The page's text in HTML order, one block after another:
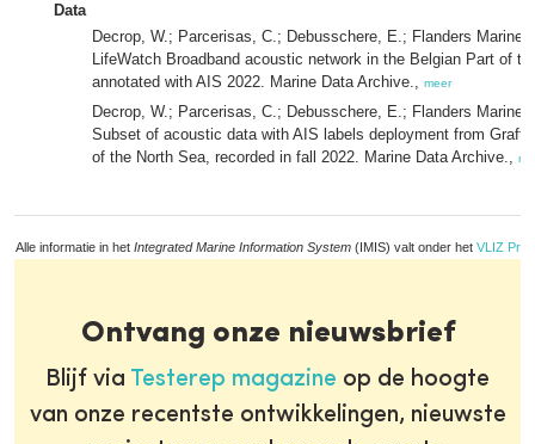
Data
Decrop, W.; Parcerisas, C.; Debusschere, E.; Flanders Marine
LifeWatch Broadband acoustic network in the Belgian Part of
annotated with AIS 2022. Marine Data Archive., meer
Decrop, W.; Parcerisas, C.; Debusschere, E.; Flanders Marine
Subset of acoustic data with AIS labels deployment from
of the North Sea, recorded in fall 2022. Marine Data Archive.,
Alle informatie in het Integrated Marine Information System (IMIS) valt onder het VLIZ
Ontvang onze nieuwsbrief
Blijf via Testerep magazine op de hoogte
van onze recentste ontwikkelingen, nieuwste